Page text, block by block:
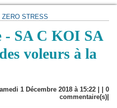
ZERO STRESS
- SA C KOI SA
voleurs à la
1 Décembre 2018 à 15:22 | | 0
commentaire(s)|